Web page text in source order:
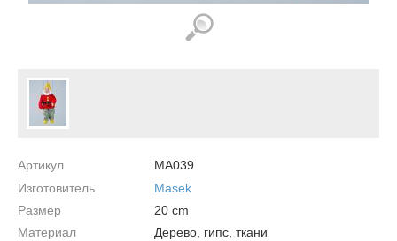
Артикул
MA039
Изготовитель
Masek
Размер
20 cm
Материал
Дерево, гипс, ткани